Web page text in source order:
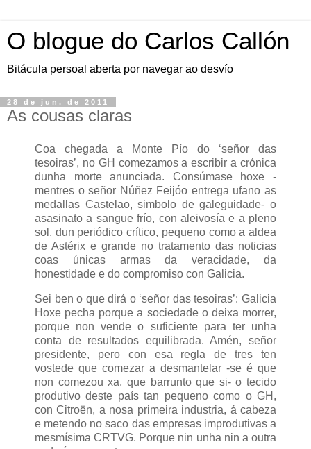
O blogue do Carlos Callón
Bitácula persoal aberta por navegar ao desvío
28 de jun. de 2011
As cousas claras
Coa chegada a Monte Pío do ‘señor das
tesoiras’, no GH comezamos a escribir a crónica
dunha morte anunciada. Consúmase hoxe -
mentres o señor Núñez Feijóo entrega ufano as
medallas Castelao, simbolo de galeguidade- o
asasinato a sangue frío, con aleivosía e a pleno
sol, dun periódico crítico, pequeno como a aldea
de Astérix e grande no tratamento das noticias
coas únicas armas da veracidade, da
honestidade e do compromiso con Galicia.
Sei ben o que dirá o ‘señor das tesoiras’: Galicia
Hoxe pecha porque a sociedade o deixa morrer,
porque non vende o suficiente para ter unha
conta de resultados equilibrada. Amén, señor
presidente, pero con esa regla de tres ten
vostede que comezar a desmantelar -se é que
non comezou xa, que barrunto que si- o tecido
produtivo deste país tan pequeno como o GH,
con Citroën, a nosa primeira industria, á cabeza
e metendo no saco das empresas improdutivas a
mesmísima CRTVG. Porque nin unha nin a outra